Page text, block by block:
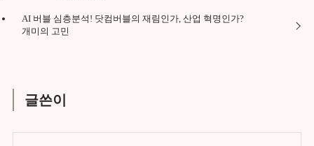
AI 버블 심층분석! 닷컴버블의 재림인가, 산업 혁명인가?
개미의 고민
글쓴이